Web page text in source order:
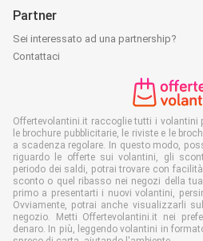
Partner
Sei interessato ad una partnership?
Contattaci
Offertevolantini.it raccoglie tutti i volantini
le brochure pubblicitarie, le riviste e le
a scadenza regolare. In questo modo,
riguardo le offerte sui volantini, gli
periodo dei saldi, potrai trovare con
sconto o quel ribasso nei negozi della
primo a presentarti i nuovi volantini,
Ovviamente, potrai anche visualizzarli
negozio. Metti Offertevolantini.it nei
denaro. In più, leggendo volantini in